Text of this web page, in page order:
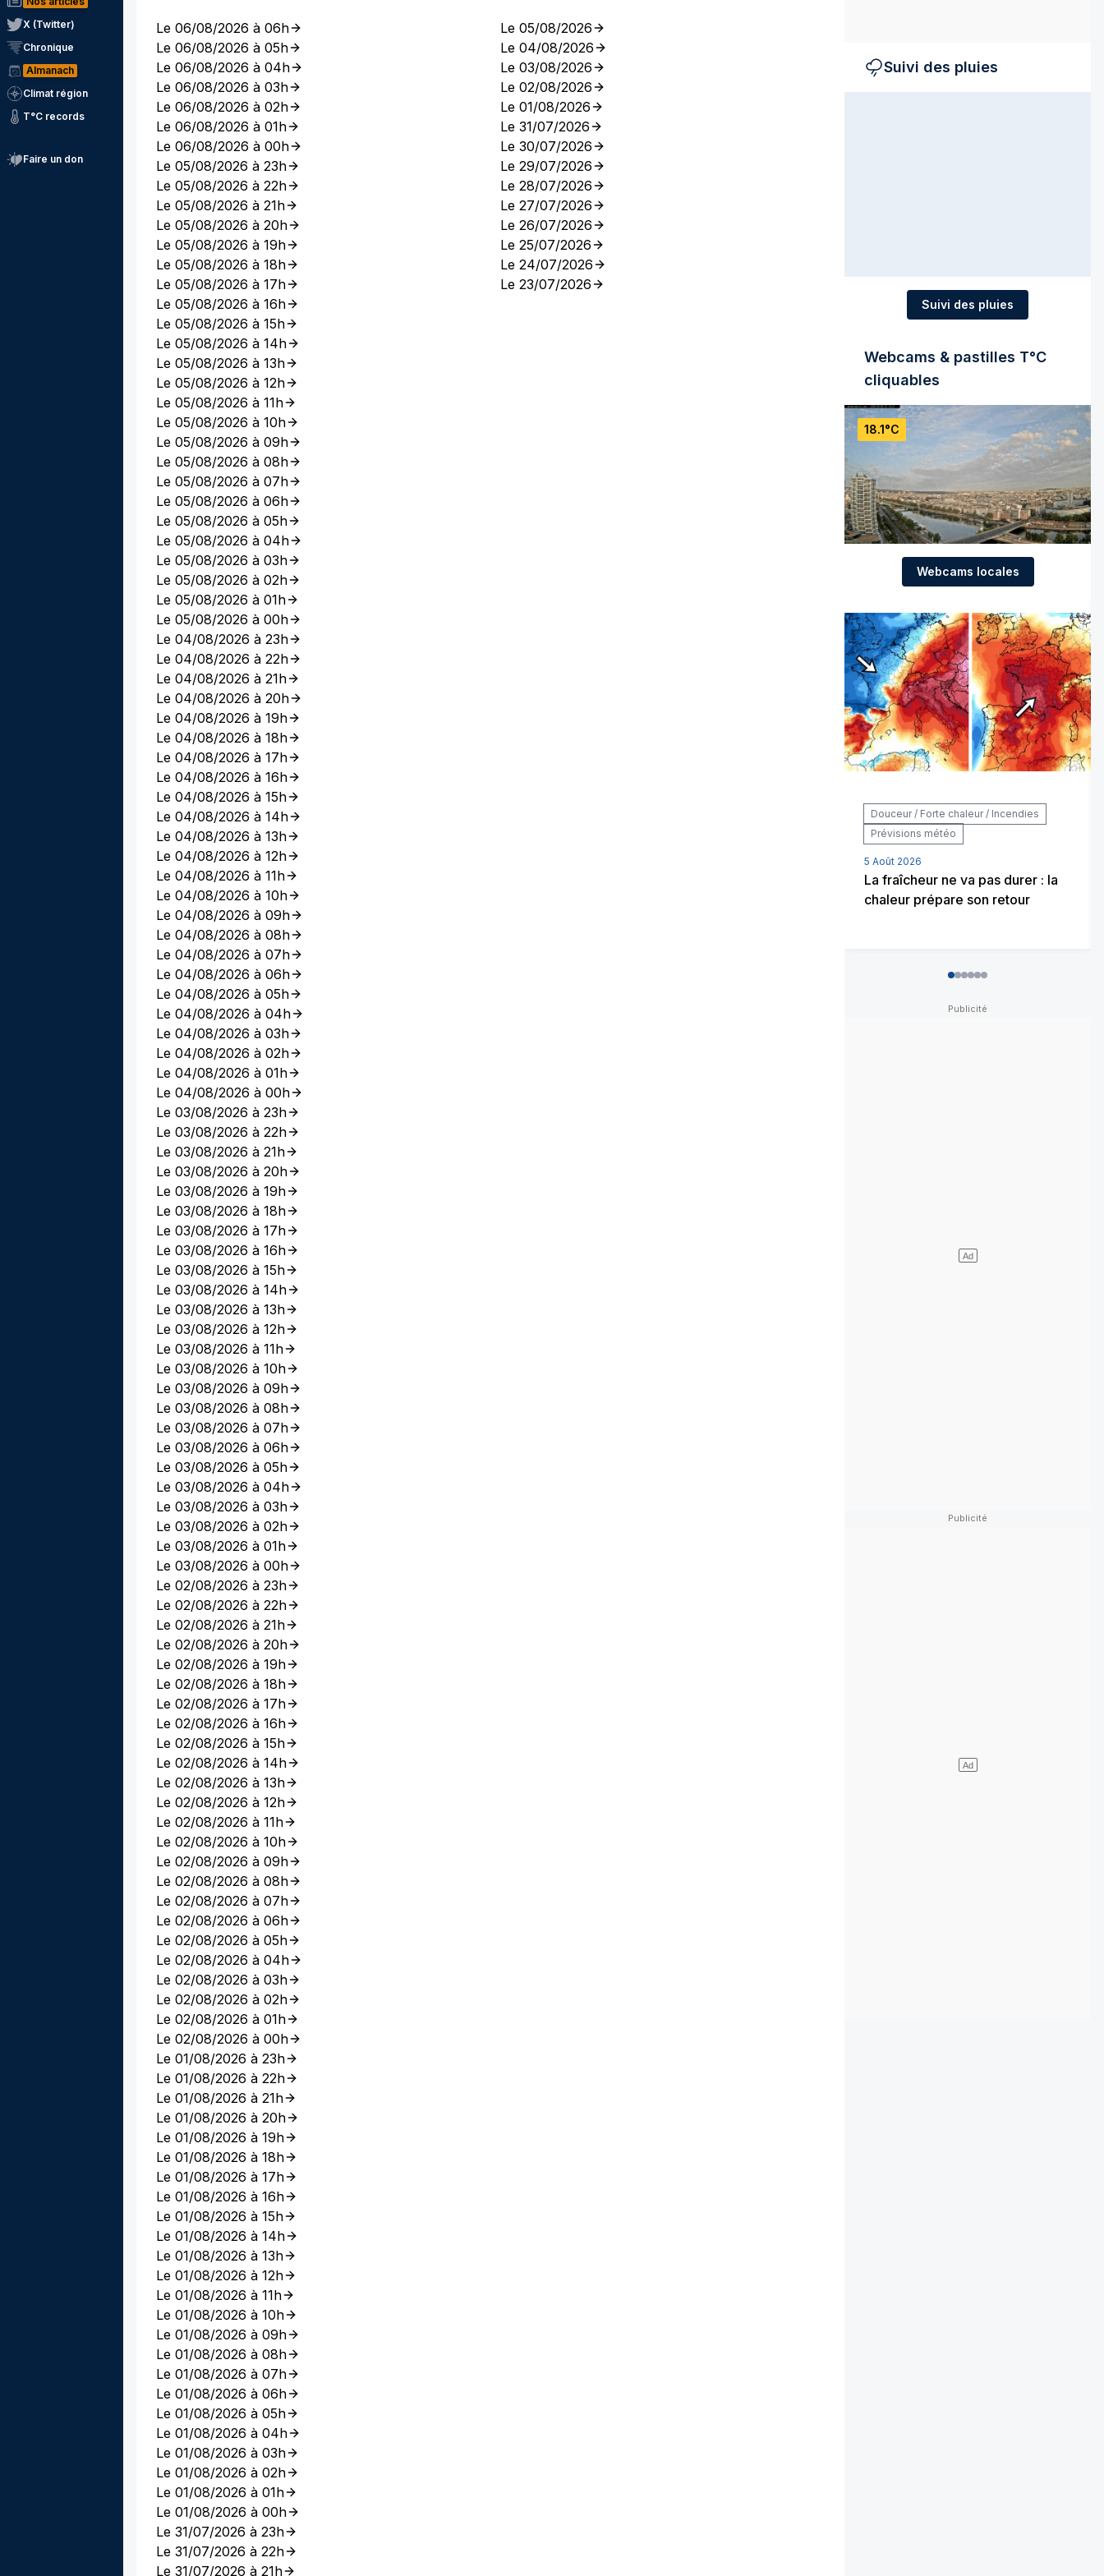
X (Twitter)
Chronique
Almanach
Climat région
T°C records
Faire un don
Le 06/08/2026 à 06h
Le 06/08/2026 à 05h
Le 06/08/2026 à 04h
Le 06/08/2026 à 03h
Le 06/08/2026 à 02h
Le 06/08/2026 à 01h
Le 06/08/2026 à 00h
Le 05/08/2026 à 23h
Le 05/08/2026 à 22h
Le 05/08/2026 à 21h
Le 05/08/2026 à 20h
Le 05/08/2026 à 19h
Le 05/08/2026 à 18h
Le 05/08/2026 à 17h
Le 05/08/2026 à 16h
Le 05/08/2026 à 15h
Le 05/08/2026 à 14h
Le 05/08/2026 à 13h
Le 05/08/2026 à 12h
Le 05/08/2026 à 11h
Le 05/08/2026 à 10h
Le 05/08/2026 à 09h
Le 05/08/2026 à 08h
Le 05/08/2026 à 07h
Le 05/08/2026 à 06h
Le 05/08/2026 à 05h
Le 05/08/2026 à 04h
Le 05/08/2026 à 03h
Le 05/08/2026 à 02h
Le 05/08/2026 à 01h
Le 05/08/2026 à 00h
Le 04/08/2026 à 23h
Le 04/08/2026 à 22h
Le 04/08/2026 à 21h
Le 04/08/2026 à 20h
Le 04/08/2026 à 19h
Le 04/08/2026 à 18h
Le 04/08/2026 à 17h
Le 04/08/2026 à 16h
Le 04/08/2026 à 15h
Le 04/08/2026 à 14h
Le 04/08/2026 à 13h
Le 04/08/2026 à 12h
Le 04/08/2026 à 11h
Le 04/08/2026 à 10h
Le 04/08/2026 à 09h
Le 04/08/2026 à 08h
Le 04/08/2026 à 07h
Le 04/08/2026 à 06h
Le 04/08/2026 à 05h
Le 04/08/2026 à 04h
Le 04/08/2026 à 03h
Le 04/08/2026 à 02h
Le 04/08/2026 à 01h
Le 04/08/2026 à 00h
Le 03/08/2026 à 23h
Le 03/08/2026 à 22h
Le 03/08/2026 à 21h
Le 03/08/2026 à 20h
Le 03/08/2026 à 19h
Le 03/08/2026 à 18h
Le 03/08/2026 à 17h
Le 03/08/2026 à 16h
Le 03/08/2026 à 15h
Le 03/08/2026 à 14h
Le 03/08/2026 à 13h
Le 03/08/2026 à 12h
Le 03/08/2026 à 11h
Le 03/08/2026 à 10h
Le 03/08/2026 à 09h
Le 03/08/2026 à 08h
Le 03/08/2026 à 07h
Le 03/08/2026 à 06h
Le 03/08/2026 à 05h
Le 03/08/2026 à 04h
Le 03/08/2026 à 03h
Le 03/08/2026 à 02h
Le 03/08/2026 à 01h
Le 03/08/2026 à 00h
Le 02/08/2026 à 23h
Le 02/08/2026 à 22h
Le 02/08/2026 à 21h
Le 02/08/2026 à 20h
Le 02/08/2026 à 19h
Le 02/08/2026 à 18h
Le 02/08/2026 à 17h
Le 02/08/2026 à 16h
Le 02/08/2026 à 15h
Le 02/08/2026 à 14h
Le 02/08/2026 à 13h
Le 02/08/2026 à 12h
Le 02/08/2026 à 11h
Le 02/08/2026 à 10h
Le 02/08/2026 à 09h
Le 02/08/2026 à 08h
Le 02/08/2026 à 07h
Le 02/08/2026 à 06h
Le 02/08/2026 à 05h
Le 02/08/2026 à 04h
Le 02/08/2026 à 03h
Le 02/08/2026 à 02h
Le 02/08/2026 à 01h
Le 02/08/2026 à 00h
Le 01/08/2026 à 23h
Le 01/08/2026 à 22h
Le 01/08/2026 à 21h
Le 01/08/2026 à 20h
Le 01/08/2026 à 19h
Le 01/08/2026 à 18h
Le 01/08/2026 à 17h
Le 01/08/2026 à 16h
Le 01/08/2026 à 15h
Le 01/08/2026 à 14h
Le 01/08/2026 à 13h
Le 01/08/2026 à 12h
Le 01/08/2026 à 11h
Le 01/08/2026 à 10h
Le 01/08/2026 à 09h
Le 01/08/2026 à 08h
Le 01/08/2026 à 07h
Le 01/08/2026 à 06h
Le 01/08/2026 à 05h
Le 01/08/2026 à 04h
Le 01/08/2026 à 03h
Le 01/08/2026 à 02h
Le 01/08/2026 à 01h
Le 01/08/2026 à 00h
Le 31/07/2026 à 23h
Le 31/07/2026 à 22h
Le 31/07/2026 à 21h
Le 05/08/2026
Le 04/08/2026
Le 03/08/2026
Le 02/08/2026
Le 01/08/2026
Le 31/07/2026
Le 30/07/2026
Le 29/07/2026
Le 28/07/2026
Le 27/07/2026
Le 26/07/2026
Le 25/07/2026
Le 24/07/2026
Le 23/07/2026
Suivi des pluies
Suivi des pluies
Webcams & pastilles T°C
cliquables
18.1°C
Webcams locales
Douceur / Forte chaleur / Incendies
Prévisions météo
5 Août 2026
La fraîcheur ne va pas durer : la
chaleur prépare son retour
012345